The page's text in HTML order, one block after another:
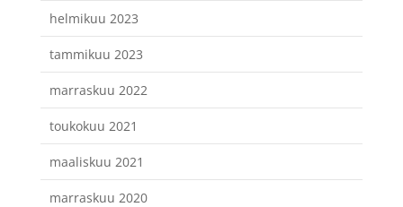
helmikuu 2023
tammikuu 2023
marraskuu 2022
toukokuu 2021
maaliskuu 2021
marraskuu 2020